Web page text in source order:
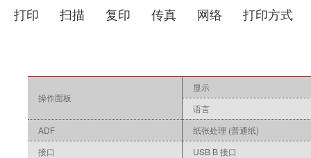
打印 扫描 复印 传真 网络 打印方式
操作面板
显示
语言
ADF
纸张处理 (普通纸)
接口
USB B 接口